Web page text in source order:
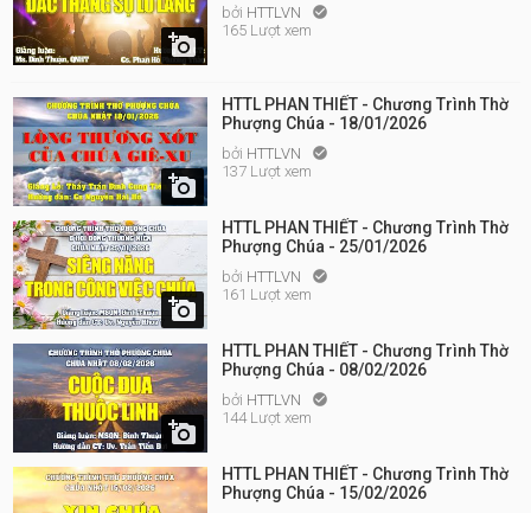

bởi HTTLVN 
165 Lượt xem

HTTL PHAN THIẾT - Chương Trình Thờ
Phượng Chúa - 18/01/2026
bởi HTTLVN 
137 Lượt xem

HTTL PHAN THIẾT - Chương Trình Thờ
Phượng Chúa - 25/01/2026
bởi HTTLVN 
161 Lượt xem

HTTL PHAN THIẾT - Chương Trình Thờ
Phượng Chúa - 08/02/2026
bởi HTTLVN 
144 Lượt xem
HTTL PHAN THIẾT - Chương Trình Thờ
Phượng Chúa - 15/02/2026